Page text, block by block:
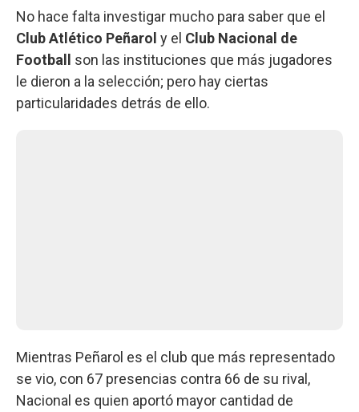
No hace falta investigar mucho para saber que el
Club Atlético Peñarol y el Club Nacional de
Football
son las instituciones que más jugadores
le dieron a la selección; pero hay ciertas
particularidades detrás de ello.
Mientras Peñarol es el club que más representado
se vio, con 67 presencias contra 66 de su rival,
Nacional es quien aportó mayor cantidad de